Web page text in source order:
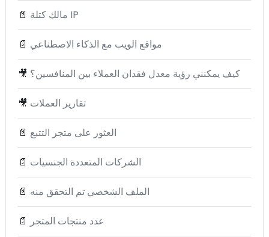
📄 مالك كتلة IP
📄 مواقع الويب مع الذكاء الاصطناعي
🎥 كيف يمكنني رؤية معدل فقدان العملاء بين المنافسين؟
🎥 تقارير العملات
📄 العثور على متجر التتبع
📄 الشركات المتعددة الجنسيات
📄 الملف الشخصي تم التحقق منه
📄 عدد منتجات المتجر